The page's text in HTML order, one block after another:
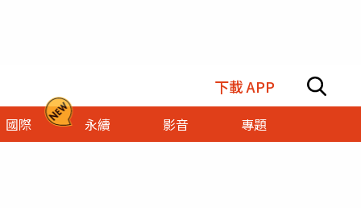
下載 APP
國際 永續 影音 專題